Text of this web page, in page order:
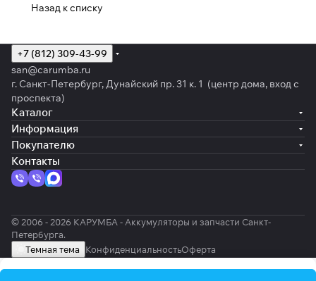
Назад к списку
+7 (812) 309-43-99
san@carumba.ru
г. Санкт-Петербург, Дунайский пр. 31 к. 1 (центр дома, вход с
проспекта)
Каталог
Информация
Покупателю
Контакты
© 2006 - 2026 КАРУМБА - Аккумуляторы и запчасти Санкт-
Петербурга.
Темная тема КонфиденциальностьОферта